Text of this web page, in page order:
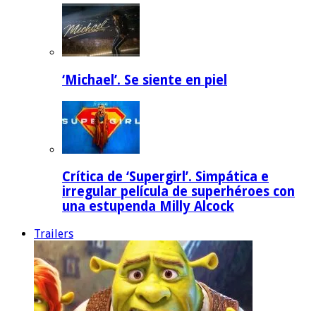
‘Michael’. Se siente en piel
Crítica de ‘Supergirl’. Simpática e
irregular película de superhéroes con
una estupenda Milly Alcock
Trailers